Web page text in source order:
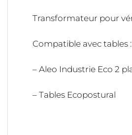
Transformateur pour
Compatible avec tables :
– Aleo Industrie Eco 2
– Tables Ecopostural